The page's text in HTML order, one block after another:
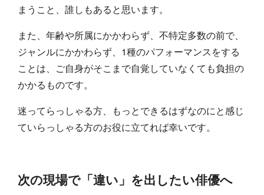
まうこと、誰しもあると思います。
また、年齢や所属にかかわらず、不特定多数の前で、
ジャンルにかかわらず、1種のパフォーマンスをする
ことは、ご自身がそこまで自覚していなくても負担の
かかるものです。
迷ってらっしゃる方、もっとできるはずなのにと感じ
ていらっしゃる方のお役に立てれば幸いです。
次の現場で「違い」を出したい俳優へ